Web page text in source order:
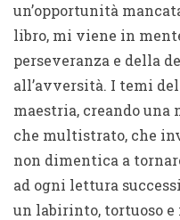
un’opportunità
libro, mi viene in
perseveranza e della
all’avversità. I temi
maestria, creando una
che multistrato, che
non dimentica a
ad ogni lettura
un labirinto, tortuoso